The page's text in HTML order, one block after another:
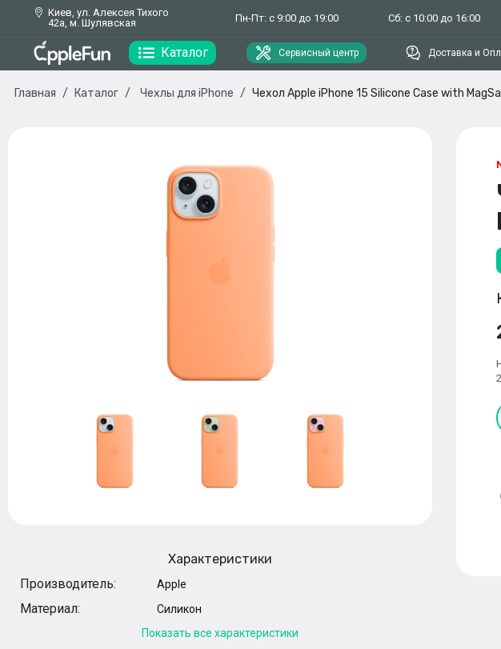
Киев, ул. Алексея Тихого
42а, м. Шулявская
Пн-Пт: с 9:00 до 19:00 Сб: с 10:00 до 16:00
Каталог Сервисный центр Доставка и
Главная Каталог Чехлы для iPhone Чехол Apple iPhone 15 Silicone Case with
Характеристики
Производитель:
Apple
Материал:
Силикон
Показать все характеристики